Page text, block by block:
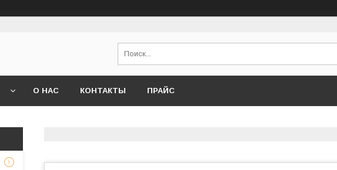
О НАС КОНТАКТЫ ПРАЙС